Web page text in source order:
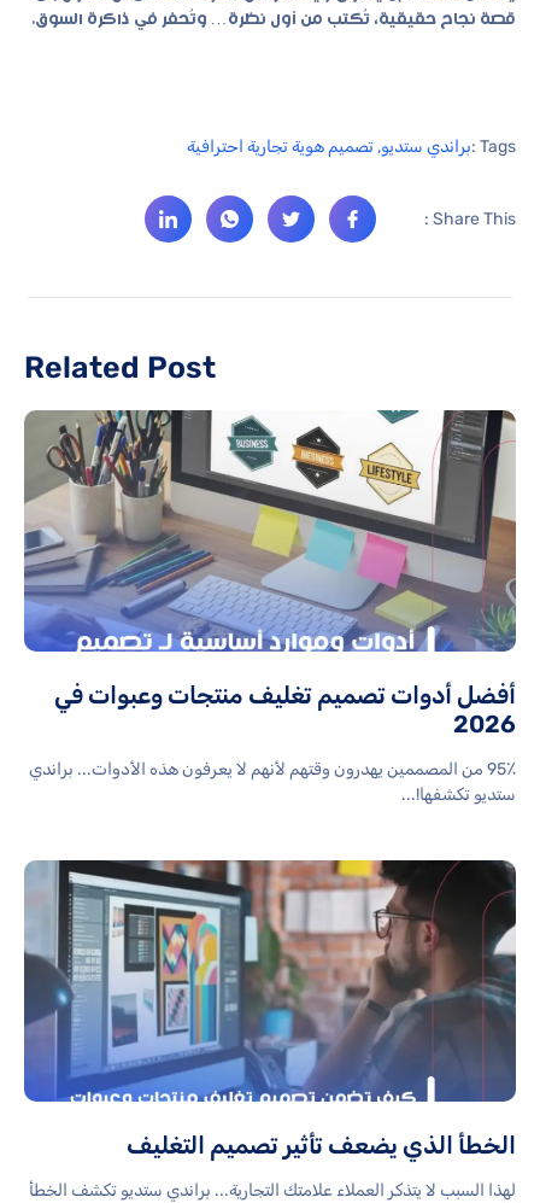
قصة نجاح حقيقية، تُكتب من أول نظرة… وتُحفر في ذاكرة السوق.
Tags : براندي ستديو, تصميم هوية تجارية احترافية
Share This :
Related Post
أفضل أدوات تصميم تغليف منتجات وعبوات في
2026
95٪ من المصممين يهدرون وقتهم لأنهم لا يعرفون هذه الأدوات... براندي
ستديو تكشفها!...
الخطأ الذي يضعف تأثير تصميم التغليف
لهذا السبب لا يتذكر العملاء علامتك التجارية... براندي ستديو تكشف الخطأ